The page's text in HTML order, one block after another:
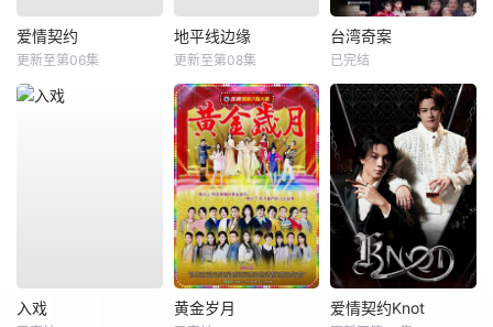
爱情契约
更新至第06集
地平线边缘
更新至第08集
台湾奇案
已完结
入戏 黄金岁月 爱情契约Knot